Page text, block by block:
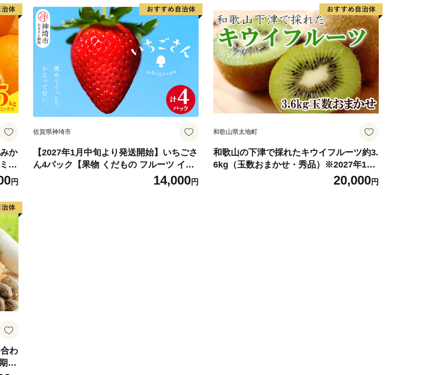
か
ッ
直
円
佐賀県神埼市
【2027年1月中旬より発送開始】いちごさ
ん4パック【果物 くだもの フルーツ イチ
14,000円
和歌山県太地町
和歌山の下津で採れたキウイフルーツ約3.
6kg（玉数おまかせ・秀品）※2027年1月
中旬～2027年3月上旬頃に発送【tec502
20,000円
わ
間